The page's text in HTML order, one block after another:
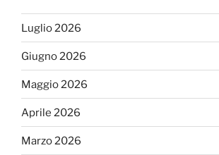
Luglio 2026
Giugno 2026
Maggio 2026
Aprile 2026
Marzo 2026